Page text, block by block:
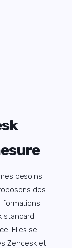
besoins
des
formations
standard
Elles se
Zendesk et